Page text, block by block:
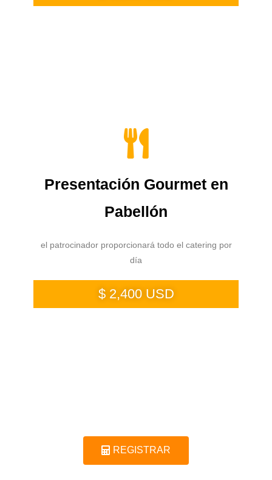
Presentación Gourmet en
Pabellón
el patrocinador proporcionará todo el catering por
día
$ 2,400 USD
REGISTRAR